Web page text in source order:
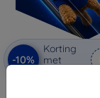
-10%
Korting
met